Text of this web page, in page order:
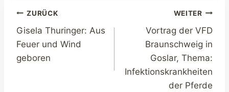
Beitragsnavigation
ZURÜCK
Gisela Thuringer: Aus
Feuer und Wind
geboren
WEITER
Vortrag der VFD
Braunschweig in
Goslar, Thema:
Infektionskrankheiten
der Pferde